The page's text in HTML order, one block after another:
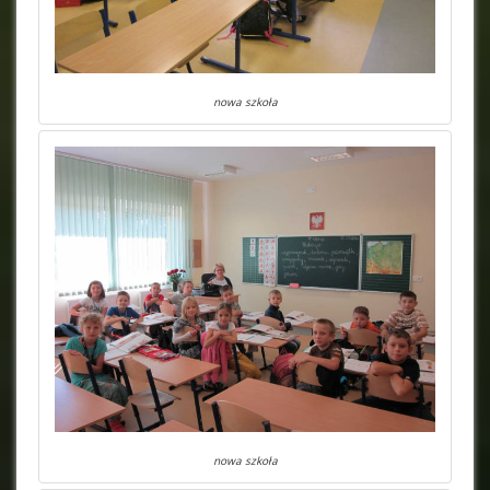
nowa szkoła
nowa szkoła